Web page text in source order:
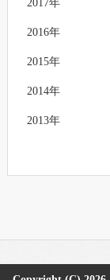
2017年
2016年
2015年
2014年
2013年